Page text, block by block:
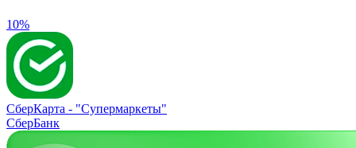
10%
СберКарта - "Супермаркеты"
СберБанк